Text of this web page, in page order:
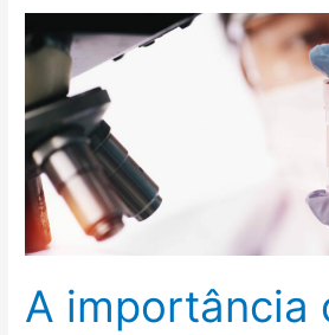
A importância
importância
fase
pré-
analítica
para
de
análises